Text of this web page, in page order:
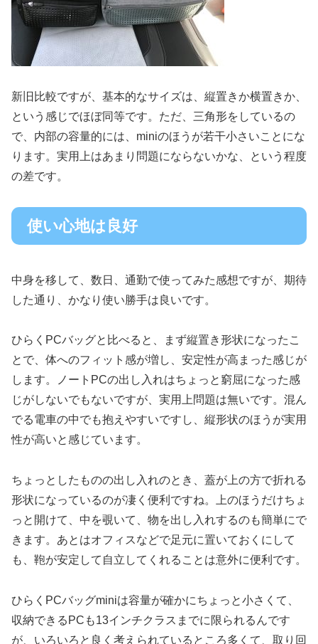
新旧比較ですが、基本的なサイズは、縦置きか横置きか、
という感じでほぼ同等です。ただ、三角形をしているの
で、内部の容量的には、miniのほうが若干小さいことにな
ります。実用上はあまり問題にならないかな、という程度
の差です。
使い心地は良好
中身を移して、数日、通勤で使ってみた感想ですが、期待
した通り、かなり使い勝手は良いです。
ひらくPCバッグと比べると、まず縦置き形状になったこ
とで、体へのフィット感が増し、安定性が高まった感じが
します。ノートPCの出し入れはちょっと窮屈になった感
じがしないでもないですが、実用上問題は無いです。混ん
でる電車の中でも抱えやすいですし、縦形状のほうが実用
性が高いと感じています。
ちょっとしたものの出し入れのとき、蓋が上の方で折れる
形状になっているのが凄く便利ですね。上のほうだけちょ
っと開けて、中を覗いて、物を出し入れするのも簡単にで
きます。あとはオフィスなどで足元に置いておくにして
も、鞄が安定して自立してくれることは意外に便利です。
ひらくPCバッグminiは容量が確かにちょっと小さくて、
収納できるPCも13インチクラスまでに限られるんです
が、いろいろと良く考えられているところ多くて、取り回